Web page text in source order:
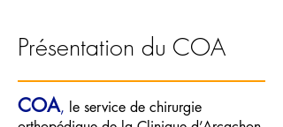
Présentation du COA
COA, le service de chirurgie